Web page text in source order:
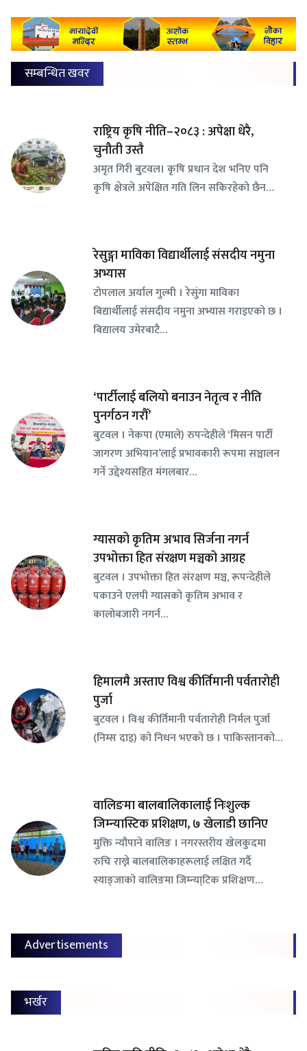
सम्बन्धित खवर
राष्ट्रिय कृषि नीति–२०८३ : अपेक्षा धेरै,
चुनौती उस्तै
अमृत गिरी बुटवल। कृषि प्रधान देश भनिए पनि
कृषि क्षेत्रले अपेक्षित गति लिन सकिरहेको छैन…
रेसुङ्गा माविका विद्यार्थीलाई संसदीय नमुना
अभ्यास
टोपलाल अर्याल गुल्मी । रेसुंगा माविका
बिद्यार्थीलाई संसदीय नमुना अभ्यास गराइएको छ ।
बिद्यालय उमेरबाटै…
‘पार्टीलाई बलियो बनाउन नेतृत्व र नीति
पुनर्गठन गरौँ’
बुटवल । नेकपा (एमाले) रुपन्देहीले ‘मिसन पार्टी
जागरण अभियान’लाई प्रभावकारी रूपमा सञ्चालन
गर्ने उद्देश्यसहित मंगलबार…
ग्यासको कृतिम अभाव सिर्जना नगर्न
उपभोक्ता हित संरक्षण मञ्चको आग्रह
बुटवल । उपभोक्ता हित संरक्षण मञ्च, रूपन्देहीले
पकाउने एलपी ग्यासको कृतिम अभाव र
कालोबजारी नगर्न…
हिमालमै अस्ताए विश्व कीर्तिमानी पर्वतारोही
पुर्जा
बुटवल । विश्व कीर्तिमानी पर्वतारोही निर्मल पुर्जा
(निम्स दाइ) को निधन भएको छ । पाकिस्तानको…
वालिङमा बालबालिकालाई निःशुल्क
जिम्न्यास्टिक प्रशिक्षण, ७ खेलाडी छानिए
​मुक्ति न्यौपाने वालिङ । नगरस्तरीय खेलकुदमा
रुचि राख्ने बालबालिकाहरूलाई लक्षित गर्दै
स्याङ्जाको वालिङमा जिम्न्या्टिक प्रशिक्षण…
Advertisements
भर्खर